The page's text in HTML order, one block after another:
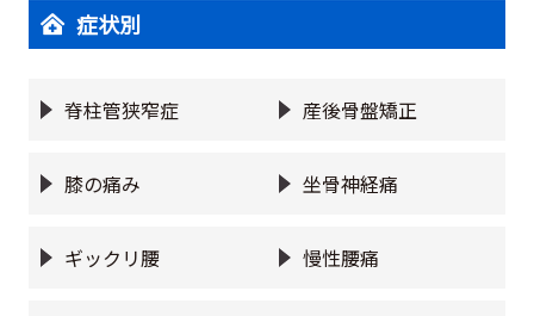
症状別
脊柱管狭窄症 産後骨盤矯正
膝の痛み 坐骨神経痛
ギックリ腰 慢性腰痛